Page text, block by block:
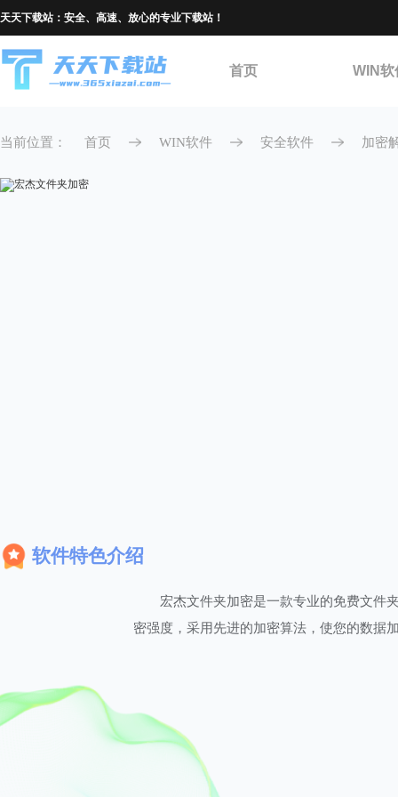
天天下载站：安全、高速、放心的专业下载站！
首页 WIN软
当前位置： 首页 WIN软件 安全软件 加密
软件特色介绍
宏杰文件夹加密是一款专业的免费文件
密强度，采用先进的加密算法，使您的数据